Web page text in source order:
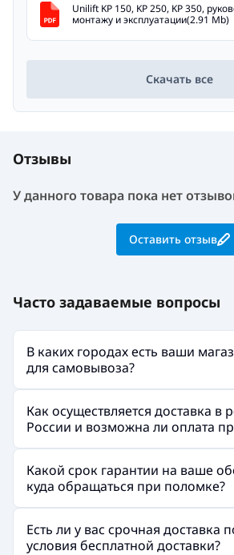
Unilift KP 150, KP 250, KP 350,
монтажу и эксплуатации(2.91 Mb)
Скачать все
Отзывы
У данного товара пока нет
Оставить отзыв
Часто задаваемые вопросы
В каких городах есть ваши
для самовывоза?
Как осуществляется доставка в
России и возможна ли оплата
Какой срок гарантии на ваше
куда обращаться при поломке?
Есть ли у вас срочная доставка
условия бесплатной доставки?